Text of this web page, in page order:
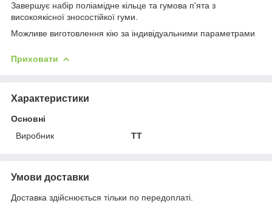
Завершує набір поліамідне кільце та гумова п'ята з
високоякісної зносостійкої гуми.
Можливе виготовлення кію за індивідуальними параметрами
Приховати
Характеристики
Основні
Виробник
ТТ
Умови доставки
Доставка здійснюється тільки по передоплаті.